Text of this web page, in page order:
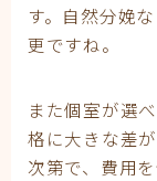
す。自然分娩
更ですね。
また個室が選
格に大きな差
次第で、費用